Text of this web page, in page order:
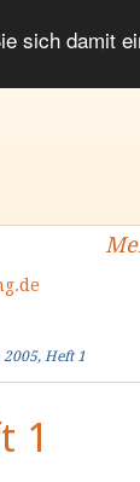
sich damit
Heft 1
1